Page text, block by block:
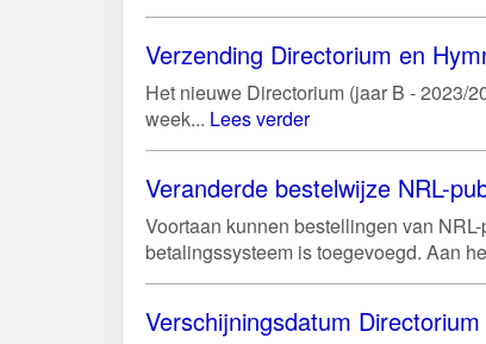
Verzending Directorium en
Het nieuwe Directorium (jaar B - 2023/
week... Lees verder
Veranderde bestelwijze NRL-
Voortaan kunnen bestellingen van
betalingssysteem is toegevoegd. Aan
Verschijningsdatum